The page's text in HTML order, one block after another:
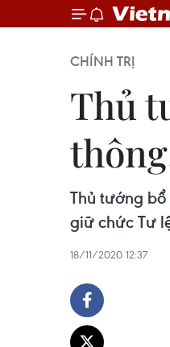
CHÍNH TRỊ
Thủ
Thủ tướng
giữ chức Tư
18/11/2020 12:37